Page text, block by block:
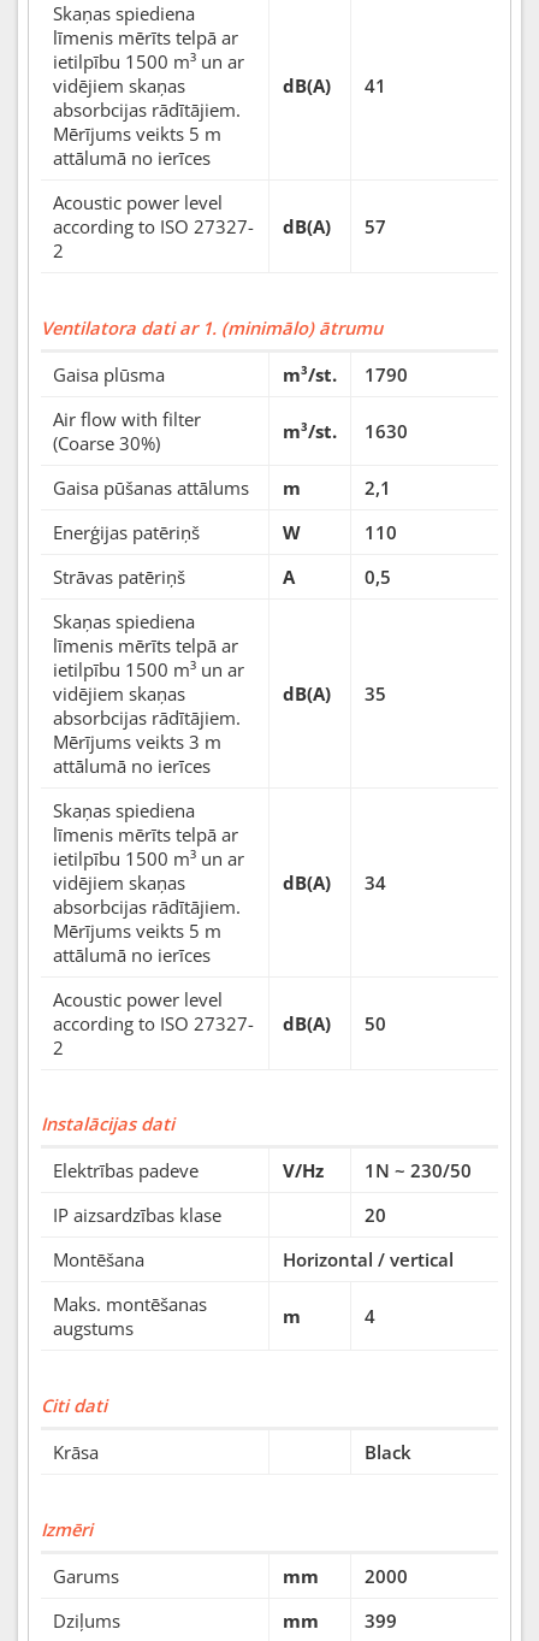
Skaņas spiediena
līmenis mērīts telpā ar
ietilpību 1500 m³ un ar
vidējiem skaņas
absorbcijas rādītājiem.
Mērījums veikts 5 m
attālumā no ierīces
dB(A) 41
Acoustic power level
according to ISO 27327-
2
dB(A) 57
Ventilatora dati ar 1. (minimālo) ātrumu
Gaisa plūsma
m³/st.
1790
Air flow with filter
(Coarse 30%)
m³/st. 1630
Gaisa pūšanas attālums m
2,1
Enerģijas patēriņš
W
110
Strāvas patēriņš
A
0,5
Skaņas spiediena
līmenis mērīts telpā ar
ietilpību 1500 m³ un ar
vidējiem skaņas
absorbcijas rādītājiem.
Mērījums veikts 3 m
attālumā no ierīces
dB(A) 35
Skaņas spiediena
līmenis mērīts telpā ar
ietilpību 1500 m³ un ar
vidējiem skaņas
absorbcijas rādītājiem.
Mērījums veikts 5 m
attālumā no ierīces
dB(A) 34
Acoustic power level
according to ISO 27327-
2
dB(A) 50
Instalācijas dati
Elektrības padeve
V/Hz
1N ~ 230/50
IP aizsardzības klase
20
Montēšana
Horizontal / vertical
Maks. montēšanas
augstums
m 4
Citi dati
Krāsa
Black
Izmēri
Garums
mm
2000
Dziļums
mm 399